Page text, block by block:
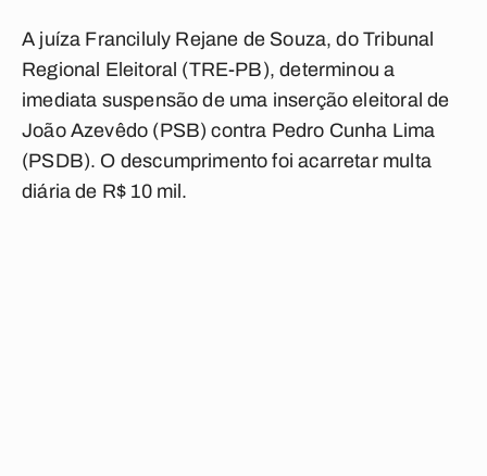
A juíza Franciluly Rejane de Souza, do Tribunal
Regional Eleitoral (TRE-PB), determinou a
imediata suspensão de uma inserção eleitoral de
João Azevêdo (PSB) contra Pedro Cunha Lima
(PSDB). O descumprimento foi acarretar multa
diária de R$ 10 mil.